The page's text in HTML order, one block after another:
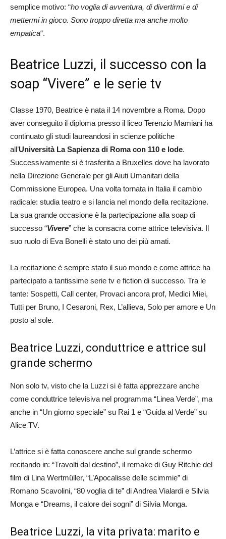
semplice motivo: “ho voglia di avventura, di divertirmi e di
mettermi in gioco. Sono troppo diretta ma anche molto
empatica“.
Beatrice Luzzi, il successo con la
soap “Vivere” e le serie tv
Classe 1970, Beatrice è nata il 14 novembre a Roma. Dopo
aver conseguito il diploma presso il liceo Terenzio Mamiani ha
continuato gli studi laureandosi in scienze politiche
all’Università La Sapienza di Roma con 110 e lode.
Successivamente si è trasferita a Bruxelles dove ha lavorato
nella Direzione Generale per gli Aiuti Umanitari della
Commissione Europea. Una volta tornata in Italia il cambio
radicale: studia teatro e si lancia nel mondo della recitazione.
La sua grande occasione è la partecipazione alla soap di
successo “Vivere” che la consacra come attrice televisiva. Il
suo ruolo di Eva Bonelli è stato uno dei più amati.
La recitazione è sempre stato il suo mondo e come attrice ha
partecipato a tantissime serie tv e fiction di successo. Tra le
tante: Sospetti, Call center, Provaci ancora prof, Medici Miei,
Tutti per Bruno, I Cesaroni, Rex, L’allieva, Solo per amore e Un
posto al sole.
Beatrice Luzzi, conduttrice e attrice sul
grande schermo
Non solo tv, visto che la Luzzi si è fatta apprezzare anche
come conduttrice televisiva nel programma “Linea Verde”, ma
anche in “Un giorno speciale” su Rai 1 e “Guida al Verde” su
Alice TV.
L’attrice si è fatta conoscere anche sul grande schermo
recitando in: “Travolti dal destino”, il remake di Guy Ritchie del
film di Lina Wertmüller, “L’Apocalisse delle scimmie” di
Romano Scavolini, “80 voglia di te” di Andrea Vialardi e Silvia
Monga e “Dreams, il calore dei sogni” di Silvia Monga.
Beatrice Luzzi, la vita privata: marito e